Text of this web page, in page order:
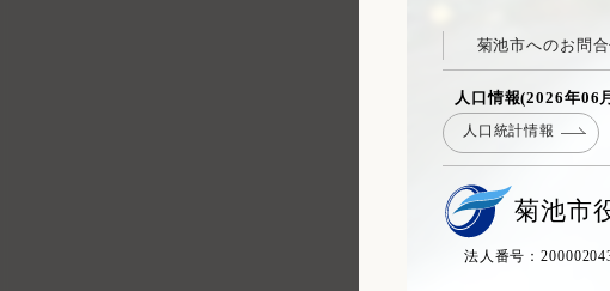
菊池市へのお問
人口情報(2026年06
人口統計情報
菊池市
法人番号：